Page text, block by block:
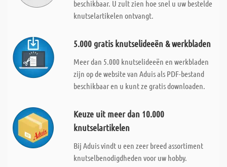
beschikbaar. U zult zien hoe snel u uw bestelde
knutselartikelen ontvangt.
5.000 gratis knutselideeën & werkbladen
Meer dan 5.000 knutselideeën en werkbladen
zijn op de website van Aduis als PDF-bestand
beschikbaar en u kunt ze gratis downloaden.
Keuze uit meer dan 10.000
knutselartikelen
Bij Aduis vindt u een zeer breed assortiment
knutselbenodigdheden voor uw hobby.